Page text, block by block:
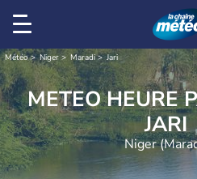
Météo Niger Maradi Jari
METEO HEURE
JARI
Niger